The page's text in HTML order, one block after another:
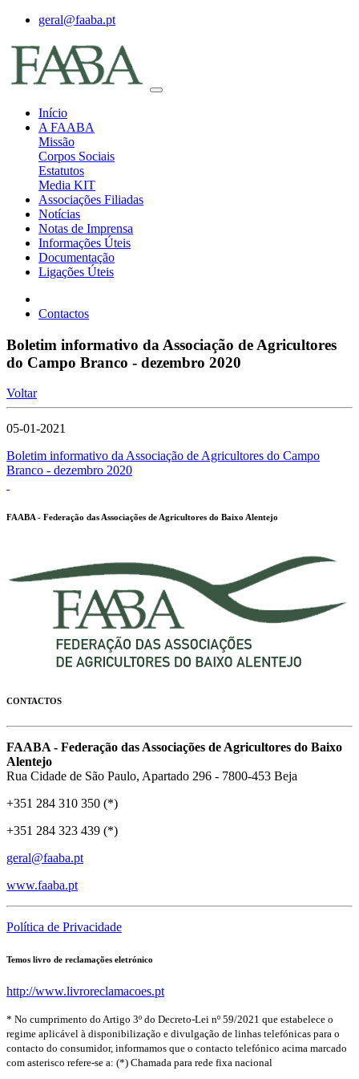
geral@faaba.pt
Início
A FAABA
Missão
Corpos Sociais
Estatutos
Media KIT
Associações Filiadas
Notícias
Notas de Imprensa
Informações Úteis
Documentação
Ligações Úteis
Contactos
Boletim informativo da Associação de Agricultores
do Campo Branco - dezembro 2020
Voltar
05-01-2021
Boletim informativo da Associação de Agricultores do Campo
Branco - dezembro 2020
FAABA - Federação das Associações de Agricultores do Baixo Alentejo
CONTACTOS
FAABA - Federação das Associações de Agricultores do Baixo
Alentejo
Rua Cidade de São Paulo, Apartado 296 - 7800-453 Beja
+351 284 310 350 (*)
+351 284 323 439 (*)
geral@faaba.pt
www.faaba.pt
Política de Privacidade
Temos livro de reclamações eletrónico
http://www.livroreclamacoes.pt
* No cumprimento do Artigo 3º do Decreto-Lei nº 59/2021 que estabelece o
regime aplicável à disponibilização e divulgação de linhas telefónicas para o
contacto do consumidor, informamos que o contacto telefónico acima marcado
com asterisco refere-se a: (*) Chamada para rede fixa nacional